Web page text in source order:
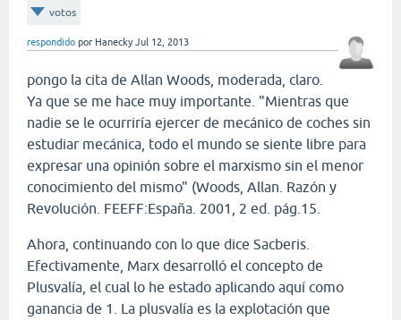
votos
respondido por Hanecky Jul 12, 2013
pongo la cita de Allan Woods, moderada, claro.
Ya que se me hace muy importante. "Mientras que
nadie se le ocurriría ejercer de mecánico de coches sin
estudiar mecánica, todo el mundo se siente libre para
expresar una opinión sobre el marxismo sin el menor
conocimiento del mismo" (Woods, Allan. Razón y
Revolución. FEEFF:España. 2001, 2 ed. pág.15.
Ahora, continuando con lo que dice Sacberis.
Efectivamente, Marx desarrolló el concepto de
Plusvalía, el cual lo he estado aplicando aquí como
ganancia de 1. La plusvalía es la explotación que